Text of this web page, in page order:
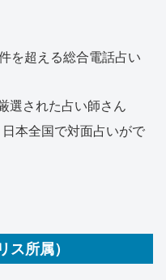
を超える総合電話占い
選された占い師さん
本全国で対面占いがで
所属）